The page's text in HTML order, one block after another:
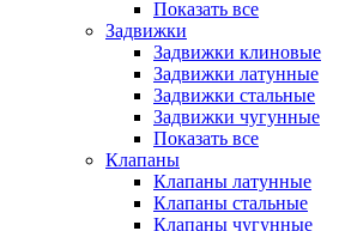
Показать все
Задвижки
Задвижки клиновые
Задвижки латунные
Задвижки стальные
Задвижки чугунные
Показать все
Клапаны
Клапаны латунные
Клапаны стальные
Клапаны чугунные